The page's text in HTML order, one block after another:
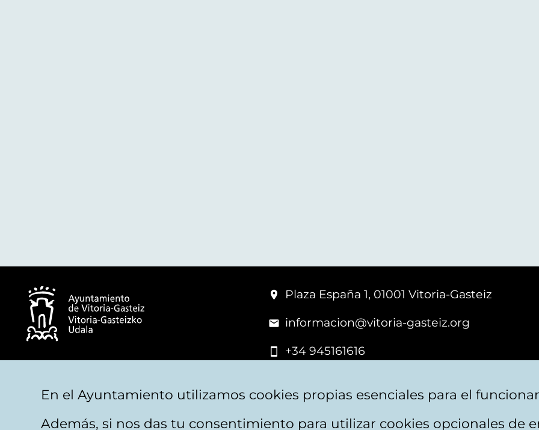
Plaza España 1, 01001 Vitoria-Gasteiz
informacion@vitoria-gasteiz.org
+34 945161616
En el Ayuntamiento utilizamos cookies propias esenciales para el
Además, si nos das tu consentimiento para utilizar cookies opcionales de